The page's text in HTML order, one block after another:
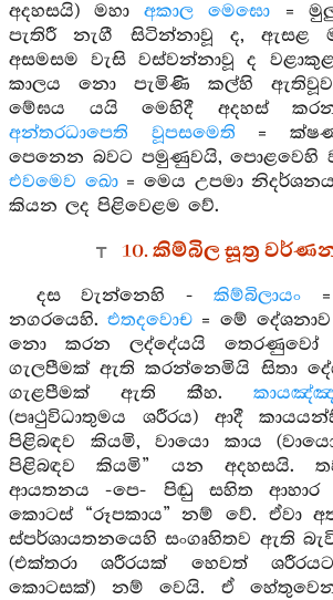
අදහසයි) මහාඅකාල මෙඝො =
පැතිරී නැගී සිටින්නාවූ ද, ඇසළ
අසමසම වැසි වස්වන්නාවූ ද
කාලය නො පැමිණි කල්හි
මේඝය යයි මෙහිදී අදහස්
අන්තරධාපෙති වූපසමෙති =
පෙනෙන බවට පමුණුවයි, පොළවෙහි
එවමෙව ඛො= මෙය උපමා
කියන ලද පිළිවෙළම වේ.
10. කිම්බිල සූත්‍ර
දස වැන්නෙහි -කිම්බිලායං
නගරයෙහි.එතදවොච = මේ
නො කරන ලද්දේයයි තෙරණුවෝ
ගැලපීමක් ඇති කරන්නෙමියි සිතා
ගැළපීමක් ඇති කීහ.
(පෘථුවිධාතුමය ශරීරය) ආදී
පිළිබඳව කියමි, වායො කාය
පිළිබඳව කියමි” යන අදහසයි.
ආයතනය -පෙ- පිඬු සහිත
කොටස් “රූපකාය” නම් වේ. ඒවා
ස්පර්ශායතනයෙහි සංගෘහිතව ඇති
(එක්තරා ශරීරයක් හෙවත්
කොටසක්) නම් වෙයි. ඒ